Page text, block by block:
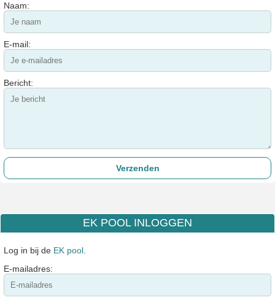
Naam:
E-mail:
Bericht:
EK POOL INLOGGEN
Log in bij de EK pool
E-mailadres: